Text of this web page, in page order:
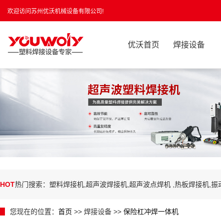
欢迎访问苏州优沃机械设备有限公司!
优沃首页 焊接设备
HOT热门搜索：塑料焊接机,超声波焊接机,超声波点焊机 ,热板焊接机,振
您现在的位置： 首页 >> 焊接设备 >> 保险杠冲焊一体机